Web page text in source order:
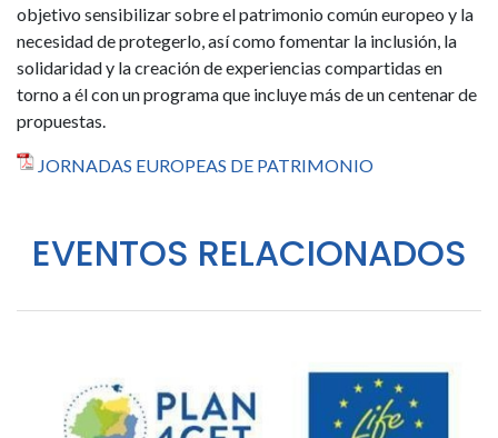
objetivo sensibilizar sobre el patrimonio común europeo y la
necesidad de protegerlo, así como fomentar la inclusión, la
solidaridad y la creación de experiencias compartidas en
torno a él con un programa que incluye más de un centenar de
propuestas.
JORNADAS EUROPEAS DE PATRIMONIO
EVENTOS RELACIONADOS